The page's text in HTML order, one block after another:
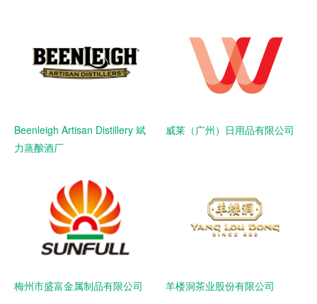
Beenleigh Artisan Distillery 斌
力蒸酿酒厂
威莱（广州）日用品有限公司
梅州市盛富金属制品有限公司 羊楼洞茶业股份有限公司